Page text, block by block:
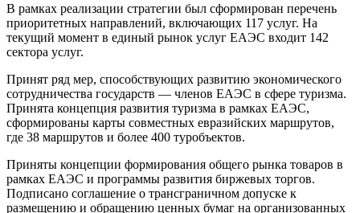
В рамках реализации стратегии был сформирован перечень
приоритетных направлений, включающих 117 услуг. На
текущий момент в единый рынок услуг ЕАЭС входит 142
сектора услуг.
Принят ряд мер, способствующих развитию экономического
сотрудничества государств — членов ЕАЭС в сфере туризма.
Принята концепция развития туризма в рамках ЕАЭС,
сформированы карты совместных евразийских маршрутов,
где 38 маршрутов и более 400 туробъектов.
Приняты концепции формирования общего рынка товаров в
рамках ЕАЭС и программы развития биржевых торгов.
Подписано соглашение о трансграничном допуске к
размещению и обращению ценных бумаг на организованных